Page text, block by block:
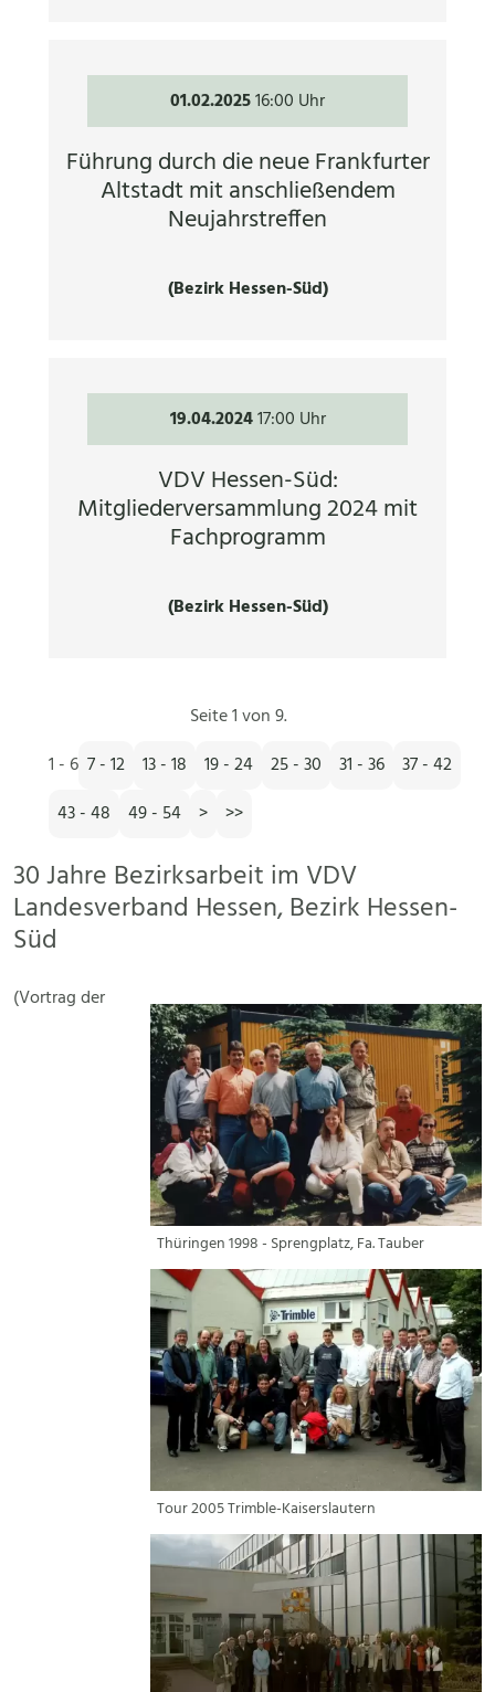
01.02.202516:00 Uhr
Führung durch die neue Frankfurter
Altstadt mit anschließendem
Neujahrstreffen
(Bezirk Hessen-Süd)
19.04.202417:00 Uhr
VDV Hessen-Süd:
Mitgliederversammlung 2024 mit
Fachprogramm
(Bezirk Hessen-Süd)
Seite 1 von 9.
1 - 6 7 - 12 13 - 18 19 - 24 25 - 30 31 - 36
37 - 42
43 - 48
49 - 54 > >>
30 Jahre Bezirksarbeit im VDV
Landesverband Hessen, Bezirk Hessen-
Süd
Thüringen 1998 - Sprengplatz, Fa. Tauber
Tour 2005 Trimble-Kaiserslautern
(Vortrag der